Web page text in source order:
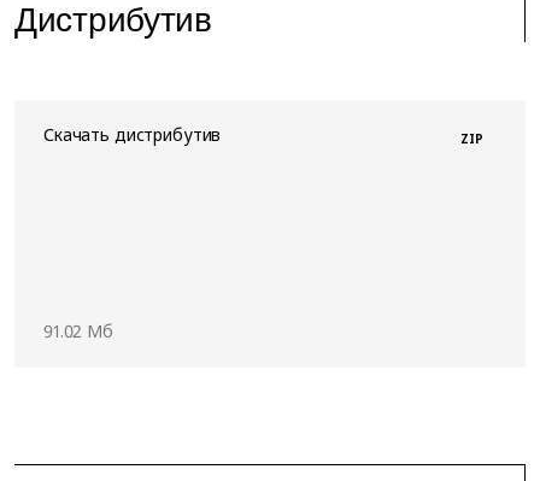
Дистрибутив
Скачать дистрибутив
91.02 Мб
ZIP